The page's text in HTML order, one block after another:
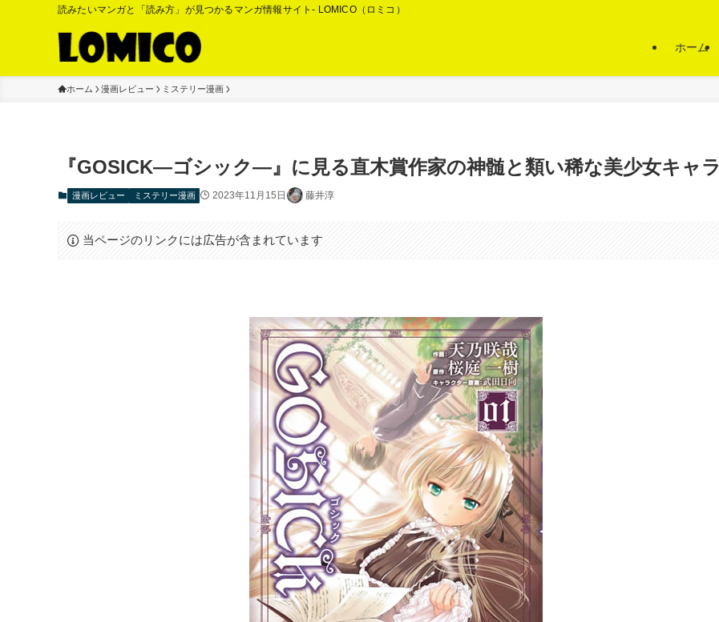
読みたいマンガと「読み方」が見つかるマンガ情報サイト- LOMICO（ロミコ）
ホーム
ホーム 漫画レビュー ミステリー漫画
『GOSICK―ゴシック―』に見る直木賞作家の神髄と類い稀な美少女キャラ
漫画レビュー ミステリー漫画 2023年11月15日 藤井淳
当ページのリンクには広告が含まれています